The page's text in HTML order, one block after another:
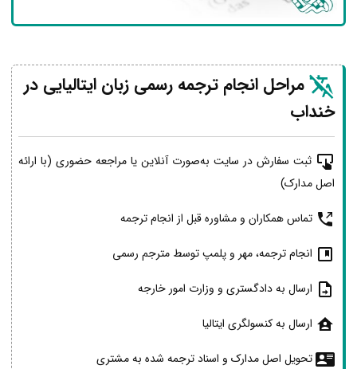
مراحل انجام ترجمه رسمی زبان ایتالیایی در
خنداب
ثبت سفارش در سایت به‌صورت آنلاین یا مراجعه حضوری (با ارائه
اصل مدارک)
تماس همکاران و مشاوره قبل از انجام ترجمه
انجام ترجمه، مهر و پلمپ توسط مترجم رسمی
ارسال به دادگستری و وزارت امور خارجه
ارسال به کنسولگری ایتالیا
تحویل اصل مدارک و اسناد ترجمه شده به مشتری